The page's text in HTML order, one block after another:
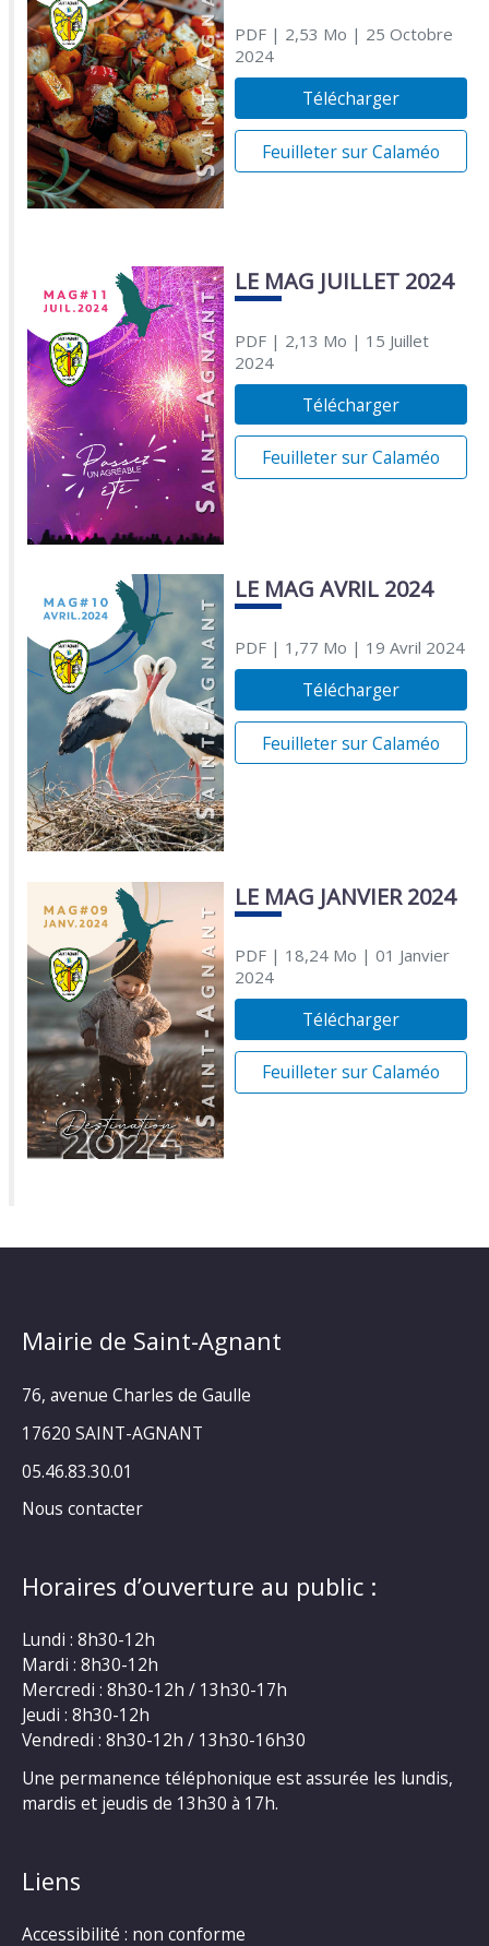
PDF| 2,53 Mo | 25 Octobre
2024
Télécharger
Feuilleter sur Calaméo
LE MAG JUILLET 2024
PDF| 2,13 Mo | 15 Juillet
2024
Télécharger
Feuilleter sur Calaméo
LE MAG AVRIL 2024
PDF| 1,77 Mo | 19 Avril 2024
Télécharger
Feuilleter sur Calaméo
LE MAG JANVIER 2024
PDF| 18,24 Mo | 01 Janvier
2024
Télécharger
Feuilleter sur Calaméo
Mairie de Saint-Agnant
76, avenue Charles de Gaulle
17620 SAINT-AGNANT
05.46.83.30.01
Nous contacter
Horaires d’ouverture au public :
Lundi : 8h30-12h
Mardi : 8h30-12h
Mercredi : 8h30-12h / 13h30-17h
Jeudi : 8h30-12h
Vendredi : 8h30-12h / 13h30-16h30
Une permanence téléphonique est assurée les lundis,
mardis et jeudis de 13h30 à 17h.
Liens
Accessibilité : non conforme